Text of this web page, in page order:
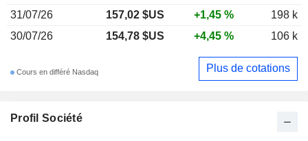
Profil Société
31/07/26
157,02 $US +1,45 %
198 k
30/07/26
154,78 $US +4,45 % 106 k
Cours en différé Nasdaq Plus de cotations